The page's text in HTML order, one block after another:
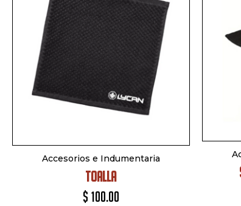
Accesorios e Indumentaria
TOALLA
$ 100.00